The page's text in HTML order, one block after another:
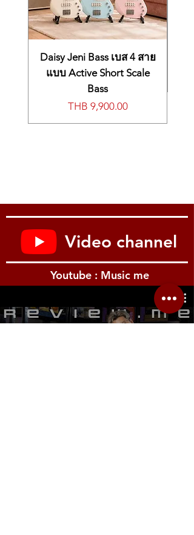
Daisy Jeni Bass เบส 4 สาย
แบบ Active Short Scale
Bass
價格
THB 9,900.00
Video channel
Youtube : Music me